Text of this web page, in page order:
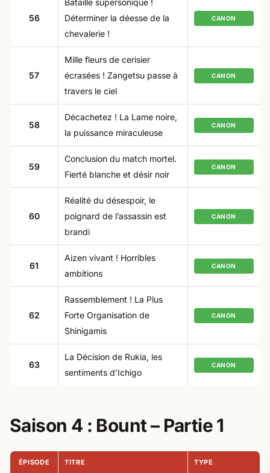
56
Bataille supersonique !
Déterminer la déesse de la
chevalerie !
CANON
57
Mille fleurs de cerisier
écrasées ! Zangetsu passe à
travers le ciel
CANON
58
Décachetez ! La Lame noire,
la puissance miraculeuse
CANON
59
Conclusion du match mortel.
Fierté blanche et désir noir
CANON
60
Réalité du désespoir, le
poignard de l’assassin est
brandi
CANON
61
Aizen vivant ! Horribles
ambitions
CANON
62
Rassemblement ! La Plus
Forte Organisation de
Shinigamis
CANON
63
La Décision de Rukia, les
sentiments d’Ichigo
CANON
Saison 4 : Bount – Partie 1​
ÉPISODE TITRE TYPE